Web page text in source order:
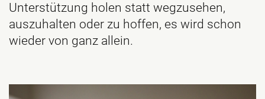
Unterstützung holen statt wegzusehen,
auszuhalten oder zu hoffen, es wird schon
wieder von ganz allein.